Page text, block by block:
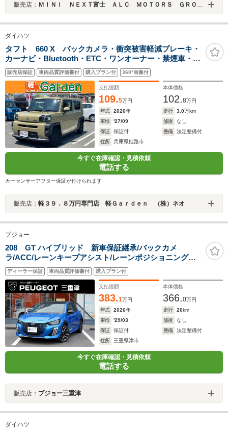
販売店： ＭＩＮＩ ＮＥＸＴ富士 ＡＬＣ ＭＯＴＯＲＳ ＧＲＯＵＰ
ダイハツ
タフト 660 X バックカメラ・衝突被害軽減ブレーキ・
カーナビ・Bluetooth・ETC・ワンオーナー・禁煙車・フ
ルセグTV・CD/DVD再生・スマートキー&プッシュスター
ト・ベンチシート・ルームクリーニング
販売店保証 車両品質評価書付 購入プラン付 360°画像付
支払総額
109.5万円
本体価格
102.8万円
年式
2020年 走行 3.0万km
車検
'27/09 修復
なし
保証
保証付 整備
法定整備付
住所
兵庫県姫路市
今すぐ在庫確認・見積依頼
電話する
カーセンサーアフター保証が付けられます
販売店： 軽３９．８万円専門店 軽Ｇａｒｄｅｎ （株）ネオ
プジョー
208 GT ハイブリッド 新車保証継承/バックカメ
ラ/ACC/レーンキープアシスト/レーンポジショニングア
シスト/ブラインドスポットモニター/LEDヘッドライト/フ
ロント・バックソナー/アップルカープレイ/アンドロイド
オート
ディーラー保証 車両品質評価書付 購入プラン付
支払総額
383.1万円
本体価格
366.0万円
年式
2026年 走行 20km
車検
'29/03 修復
なし
保証
保証付 整備
法定整備付
住所
三重県津市
今すぐ在庫確認・見積依頼
電話する
販売店： プジョー三重津
ダイハツ